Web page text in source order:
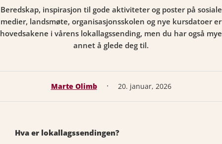
Beredskap, inspirasjon til gode aktiviteter og poster på sosiale
medier, landsmøte, organisasjonsskolen og nye kursdatoer er
hovedsakene i vårens lokallagssending, men du har også mye
annet å glede deg til.
Marte Olimb · 20. januar, 2026
Hva er lokallagssendingen?